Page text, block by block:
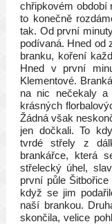
chřipkovém období
to konečně
tak. Od první
podívaná. Hned od
branku, koření
Hned v první
Klementové.
na nic nečekaly a
krásných
Žádná však
jen dočkali. To
tvrdé střely z
brankářce, která
střelecký úhel,
první půle
když se jim
naší brankou.
skončila, velice